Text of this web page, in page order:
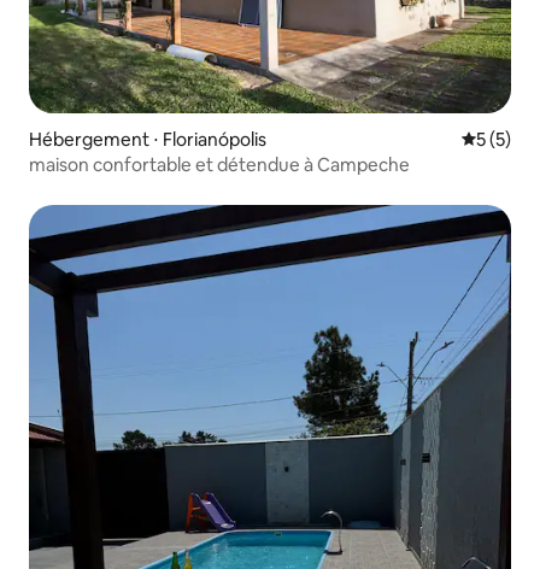
Hébergement ⋅ Florianópolis
5 (5)
maison confortable et détendue à Campeche